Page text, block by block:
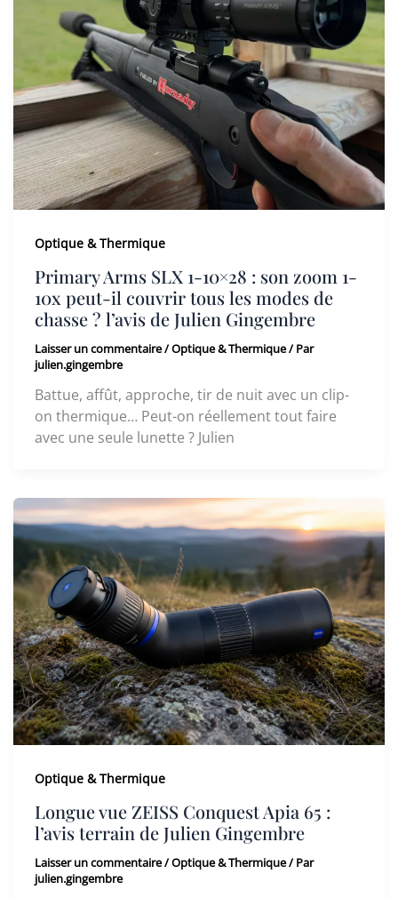
Optique & Thermique
Primary Arms SLX 1-10×28 : son zoom 1-
10x peut-il couvrir tous les modes de
chasse ? l’avis de Julien Gingembre
Laisser un commentaire/Optique & Thermique/ Par
julien.gingembre
Battue, affût, approche, tir de nuit avec un clip-
on thermique… Peut-on réellement tout faire
avec une seule lunette ? Julien
Optique & Thermique
Longue vue ZEISS Conquest Apia 65 :
l’avis terrain de Julien Gingembre
Laisser un commentaire/Optique & Thermique/ Par
julien.gingembre